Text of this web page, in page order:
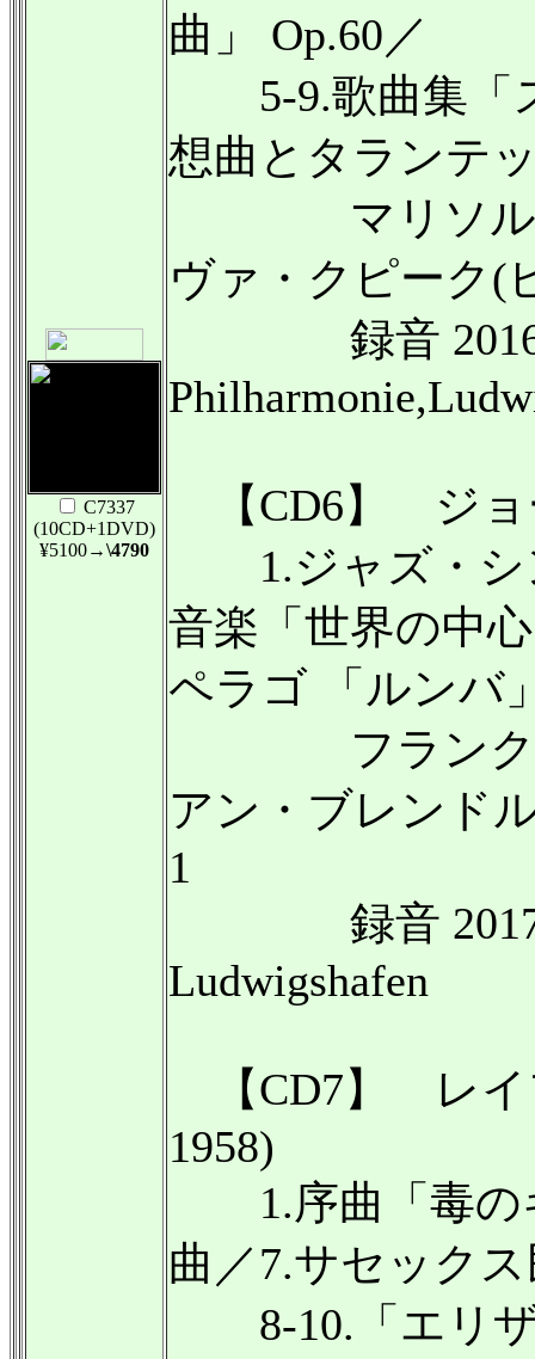
C7337
(10CD+1DVD)
¥5100→\4790
曲」 Op.60／
5-9.歌曲集「ス
想曲とタランテ
マリソル・モ
ヴァ・クピーク(
録音 2016年
【CD6】 ジョ
1.ジャズ・シ
音楽「世界の中
ペラゴ 「ルンバ
フランク・デ
アン・ブレンド
1
録音 2017年1
Ludwigshafen
【CD7】 レイ
1958)
1.序曲「毒の
曲／7.サセック
8-10.「エリザ